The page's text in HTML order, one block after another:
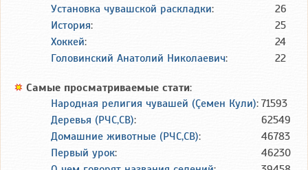
Установка чувашской раскладки:
26
История:
25
Хоккей:
24
Головинский Анатолий Николаевич: 22
Самые просматриваемые стати:
Народная религия чувашей (Çемен Кули): 71593
Деревья (РЧС,СВ):
62549
Домашние животные (РЧС,СВ):
46783
Первый урок:
46230